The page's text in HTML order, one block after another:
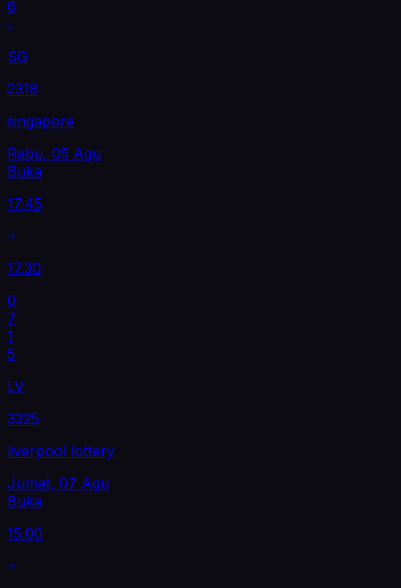
6
SG
2318
singapore
Rabu, 05 Agu
Buka
17.45
17.30
0
7
1
5
LV
3325
liverpool lottery
Jumat, 07 Agu
Buka
15.00